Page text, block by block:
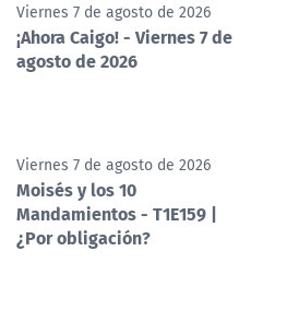
Viernes 7 de agosto de 2026
¡Ahora Caigo! - Viernes 7 de
agosto de 2026
Viernes 7 de agosto de 2026
Moisés y los 10
Mandamientos - T1E159 |
¿Por obligación?